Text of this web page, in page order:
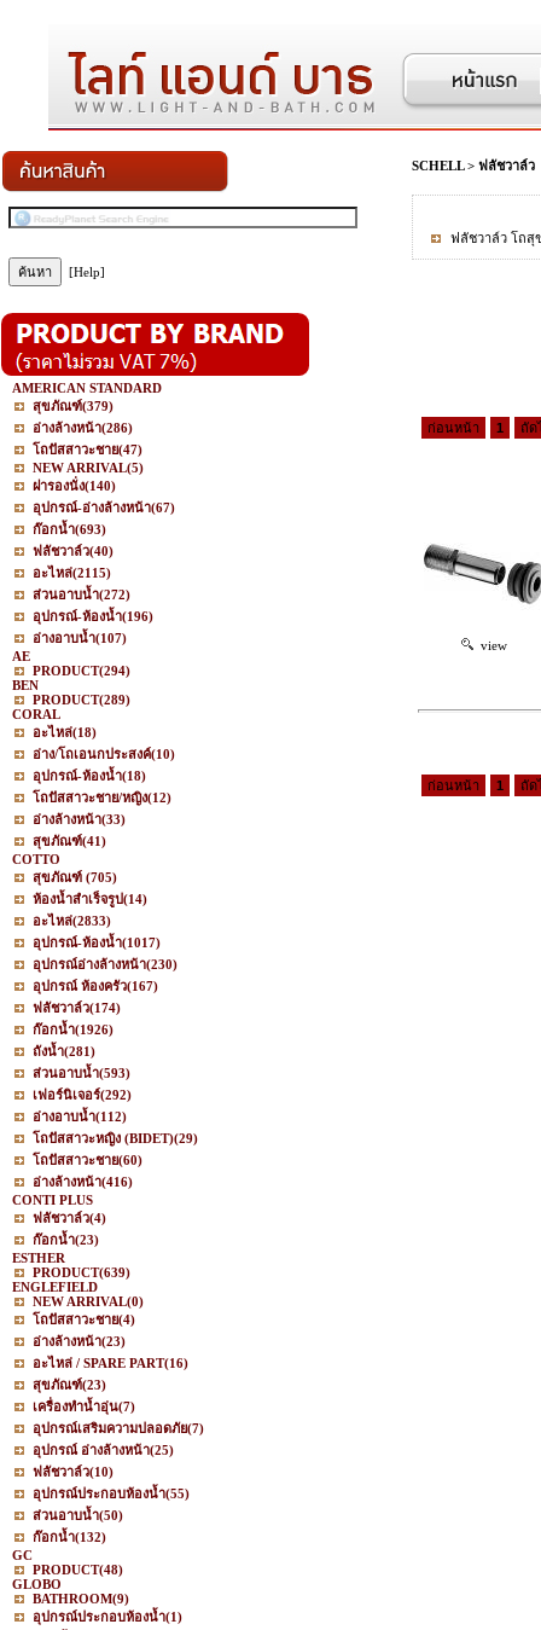
[Help]
AMERICAN STANDARD
สุขภัณฑ์(379)
อ่างล้างหน้า(286)
โถปัสสาวะชาย(47)
NEW ARRIVAL(5)
ฝารองนั่ง(140)
อุปกรณ์-อ่างล้างหน้า(67)
ก๊อกน้ำ(693)
ฟลัชวาล์ว(40)
อะไหล่(2115)
ส่วนอาบน้ำ(272)
อุปกรณ์-ห้องน้ำ(196)
อ่างอาบน้ำ(107)
AE
PRODUCT(294)
BEN
PRODUCT(289)
CORAL
อะไหล่(18)
อ่าง/โถเอนกประสงค์(10)
อุปกรณ์-ห้องน้ำ(18)
โถปัสสาวะชาย/หญิง(12)
อ่างล้างหน้า(33)
สุขภัณฑ์(41)
COTTO
สุขภัณฑ์ (705)
ห้องน้ำสำเร็จรูป(14)
อะไหล่(2833)
อุปกรณ์-ห้องน้ำ(1017)
อุปกรณ์อ่างล้างหน้า(230)
อุปกรณ์ ห้องครัว(167)
ฟลัชวาล์ว(174)
ก๊อกน้ำ(1926)
ถังน้ำ(281)
ส่วนอาบน้ำ(593)
เฟอร์นิเจอร์(292)
อ่างอาบน้ำ(112)
โถปัสสาวะหญิง (BIDET)(29)
โถปัสสาวะชาย(60)
อ่างล้างหน้า(416)
CONTI PLUS
ฟลัชวาล์ว(4)
ก๊อกน้ำ(23)
ESTHER
PRODUCT(639)
ENGLEFIELD
NEW ARRIVAL(0)
โถปัสสาวะชาย(4)
อ่างล้างหน้า(23)
อะไหล่ / SPARE PART(16)
สุขภัณฑ์(23)
เครื่องทำน้ำอุ่น(7)
อุปกรณ์เสริมความปลอดภัย(7)
อุปกรณ์ อ่างล้างหน้า(25)
ฟลัชวาล์ว(10)
อุปกรณ์ประกอบห้องน้ำ(55)
ส่วนอาบน้ำ(50)
ก๊อกน้ำ(132)
GC
PRODUCT(48)
GLOBO
BATHROOM(9)
อุปกรณ์ประกอบห้องน้ำ(1)
SCHELL> ฟลัชวาล์ว
ฟลัชวาล์ว โถ
ก่อนหน้า 1 ถัด
view
ก่อนหน้า 1 ถัด